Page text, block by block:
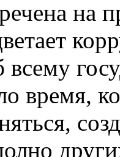
на
время,